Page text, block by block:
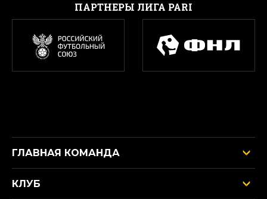
ПАРТНЕРЫ ЛИГА PARI
ГЛАВНАЯ КОМАНДА
КЛУБ